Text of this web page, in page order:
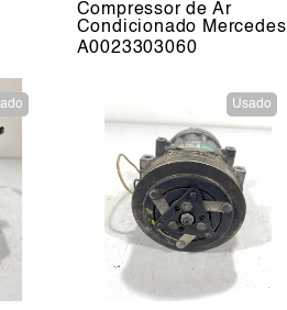
Compressor de Ar
Condicionado Mercedes
A0023303060
Usado